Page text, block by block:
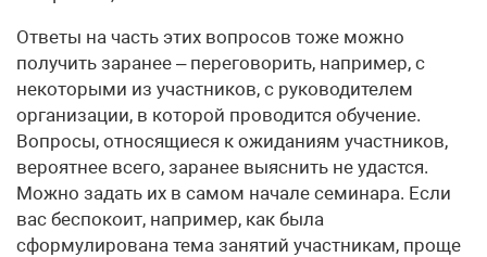
Ответы на часть этих вопросов тоже можно
получить заранее – переговорить, например, с
некоторыми из участников, с руководителем
организации, в которой проводится обучение.
Вопросы, относящиеся к ожиданиям участников,
вероятнее всего, заранее выяснить не удастся.
Можно задать их в самом начале семинара. Если
вас беспокоит, например, как была
сформулирована тема занятий участникам, проще